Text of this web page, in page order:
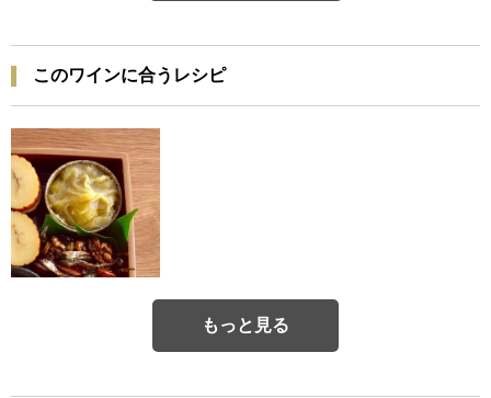
このワインに合うレシピ
もっと見る